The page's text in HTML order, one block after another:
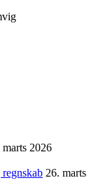
marts 2026
26. marts